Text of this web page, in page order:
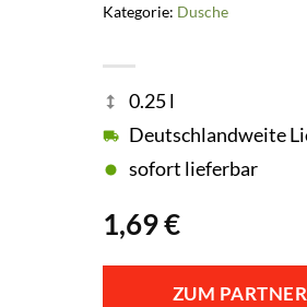
1,69€
0.25 l
Deutschlandweite
sofort lieferbar
ZUM
Kategorie: Dusche